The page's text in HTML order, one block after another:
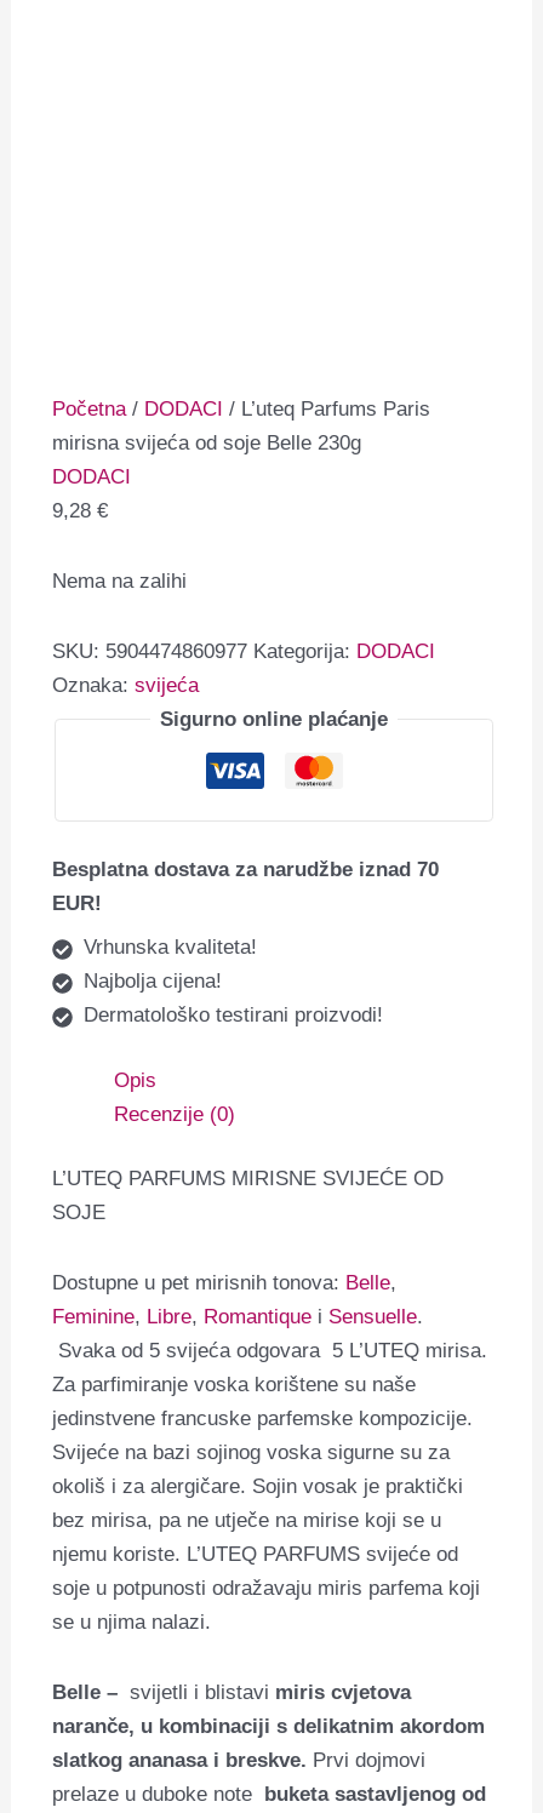
Početna/ DODACI / L’uteq Parfums Paris
mirisna svijeća od soje Belle 230g
DODACI
9,28€
Nema na zalihi
SKU: 5904474860977 Kategorija: DODACI
Oznaka:svijeća
Sigurno online plaćanje
Besplatna dostava za narudžbe iznad 70
EUR!
Vrhunska kvaliteta!
Najbolja cijena!
Dermatološko testirani proizvodi!
Opis
Recenzije (0)
L’UTEQ PARFUMS MIRISNE SVIJEĆE OD
SOJE
Dostupne u pet mirisnih tonova: Belle,
Feminine, Libre, Romantique i Sensuelle.
Svaka od 5 svijeća odgovara 5 L’UTEQ mirisa.
Za parfimiranje voska korištene su naše
jedinstvene francuske parfemske kompozicije.
Svijeće na bazi sojinog voska sigurne su za
okoliš i za alergičare. Sojin vosak je praktički
bez mirisa, pa ne utječe na mirise koji se u
njemu koriste. L’UTEQ PARFUMS svijeće od
soje u potpunosti odražavaju miris parfema koji
se u njima nalazi.
Belle – svijetli i blistavi miris cvjetova
naranče, u kombinaciji s delikatnim akordom
slatkog ananasa i breskve. Prvi dojmovi
prelaze u duboke note buketa sastavljenog od